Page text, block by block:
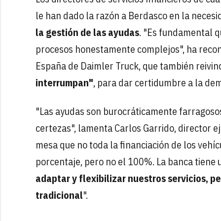
le han dado la razón a Berdasco en la
la gestión de las ayudas. "Es fundamental
procesos honestamente complejos", ha
España de Daimler Truck, que también
interrumpan", para dar certidumbre a la
"Las ayudas son burocráticamente
certezas", lamenta Carlos Garrido, director
mesa que no toda la financiación de los
porcentaje, pero no el 100%. La banca
adaptar y flexibilizar nuestros servicios,
tradicional".